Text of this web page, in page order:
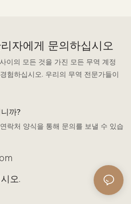
자에게 문의하십시오
이의 모든 것을 가진 모든 무역 계정
험하십시오. 우리의 무역 전문가들이
까?
락처 양식을 통해 문의를 보낼 수 있습
오.